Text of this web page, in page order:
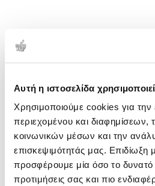
Αυτή η ιστοσελίδα
Χρησιμοποιούμε cookies για την
περιεχομένου και διαφημίσεων,
κοινωνικών μέσων και την
επισκεψιμότητάς μας. Επιδίωξη
προσφέρουμε μία όσο το δυνατό
προτιμήσεις σας και πιο